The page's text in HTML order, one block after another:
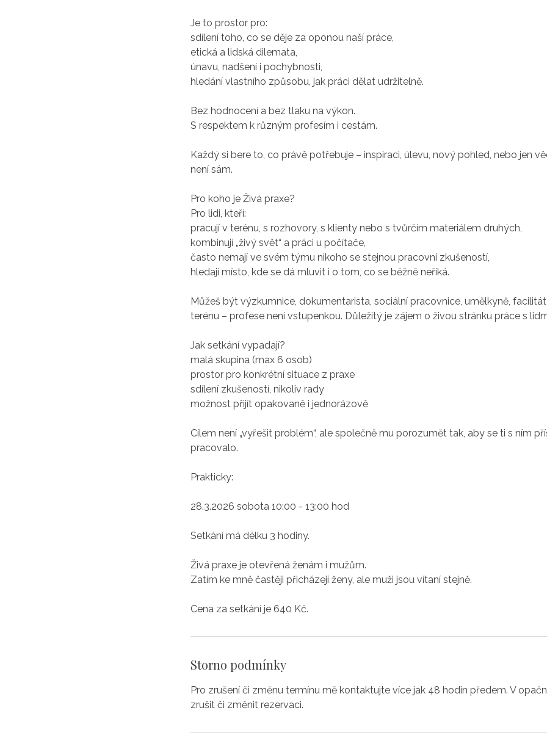
​Je to prostor pro:
sdílení toho, co se děje za oponou naší práce,
etická a lidská dilemata,
únavu, nadšení i pochybnosti,
hledání vlastního způsobu, jak práci dělat udržitelně.
Bez hodnocení a bez tlaku na výkon.
S respektem k různým profesím i cestám.
Každý si bere to, co právě potřebuje – inspiraci, úlevu, nový pohled, nebo jen
není sám.
Pro koho je Živá praxe?
Pro lidi, kteří:
pracují v terénu, s rozhovory, s klienty nebo s tvůrčím materiálem druhých,
kombinují „živý svět“ a práci u počítače,
často nemají ve svém týmu nikoho se stejnou pracovní zkušeností,
hledají místo, kde se dá mluvit i o tom, co se běžně neříká.
Můžeš být výzkumnice, dokumentarista, sociální pracovnice, umělkyně,
terénu – profese není vstupenkou. Důležitý je zájem o živou stránku práce s
Jak setkání vypadají?
malá skupina (max 6 osob)
prostor pro konkrétní situace z praxe
sdílení zkušeností, nikoliv rady
možnost přijít opakovaně i jednorázově
Cílem není „vyřešit problém“, ale společně mu porozumět tak, aby se ti s ním
pracovalo.
Prakticky:
28.3.2026 sobota 10:00 - 13:00 hod
Setkání má délku 3 hodiny.
​​Živá praxe je otevřená ženám i mužům.
Zatím ke mně častěji přicházejí ženy, ale muži jsou vítaní stejně.
Cena za setkání je 640 Kč.
Storno podmínky
Pro zrušení či změnu termínu mě kontaktujte více jak 48 hodin předem. V
zrušit či změnit rezervaci.